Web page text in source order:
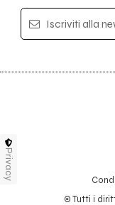
Iscriviti alla
© Tutti i
Privacy